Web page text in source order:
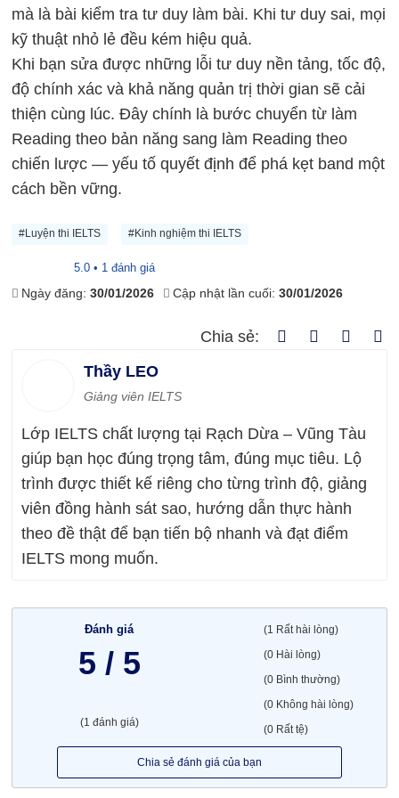
mà là bài kiểm tra tư duy làm bài. Khi tư duy sai, mọi
kỹ thuật nhỏ lẻ đều kém hiệu quả.
Khi bạn sửa được những lỗi tư duy nền tảng, tốc độ,
độ chính xác và khả năng quản trị thời gian sẽ cải
thiện cùng lúc. Đây chính là bước chuyển từ làm
Reading theo bản năng sang làm Reading theo
chiến lược — yếu tố quyết định để phá kẹt band một
cách bền vững.
#Luyện thi IELTS #Kinh nghiệm thi IELTS
5.0 • 1 đánh giá
Ngày đăng:30/01/2026 Cập nhật lần cuối:30/01/2026
Chia sẻ:
Thầy LEO
Giảng viên IELTS
Lớp IELTS chất lượng tại Rạch Dừa – Vũng Tàu
giúp bạn học đúng trọng tâm, đúng mục tiêu. Lộ
trình được thiết kế riêng cho từng trình độ, giảng
viên đồng hành sát sao, hướng dẫn thực hành
theo đề thật để bạn tiến bộ nhanh và đạt điểm
IELTS mong muốn.
Đánh giá
5 / 5
(1 đánh giá)
(1 Rất hài lòng)
(0 Hài lòng)
(0 Bình thường)
(0 Không hài lòng)
(0 Rất tệ)
Chia sẻ đánh giá của bạn